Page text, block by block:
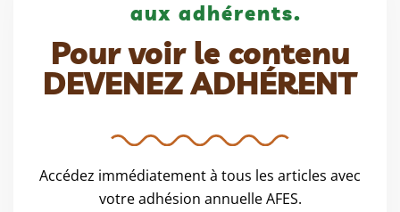
aux adhérents.
Pour voir le contenu
DEVENEZ ADHÉRENT
Accédez immédiatement à tous les articles avec
votre adhésion annuelle AFES.